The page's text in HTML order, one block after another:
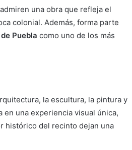
una obra que refleja el
colonial. Además, forma parte
Puebla como uno de los más
la escultura, la pintura y
una experiencia visual única,
histórico del recinto dejan una